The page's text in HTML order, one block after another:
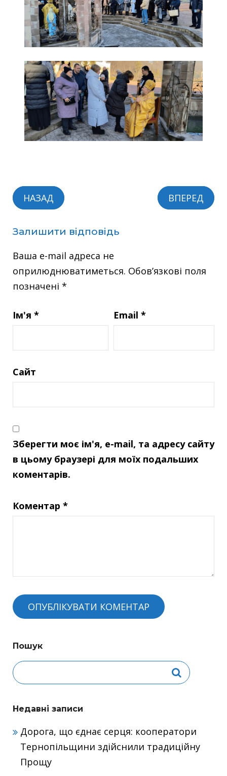
НАЗАД ВПЕРЕД
Залишити відповідь
Ваша e-mail адреса не
оприлюднюватиметься. Обов’язкові поля
позначені *
Ім'я * Email *
Сайт
Зберегти моє ім'я, e-mail, та адресу сайту
в цьому браузері для моїх подальших
коментарів.
Коментар *
Пошук
Недавні записи
Дорога, що єднає серця: кооператори
Тернопільщини здійснили традиційну
Прощу